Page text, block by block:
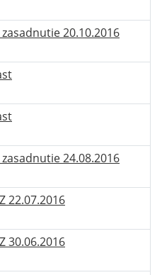
20.10.2016
24.08.2016
22.07.2016
30.06.2016